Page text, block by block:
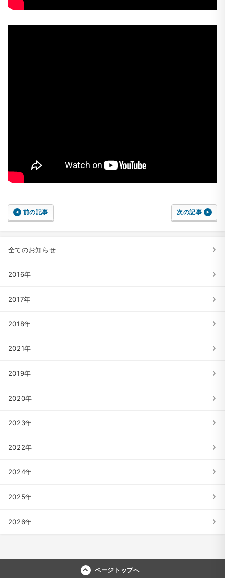
前の記事 次の記事
全てのお知らせ
2016年
2017年
2018年
2021年
2019年
2020年
2023年
2022年
2024年
2025年
2026年
ページトップへ